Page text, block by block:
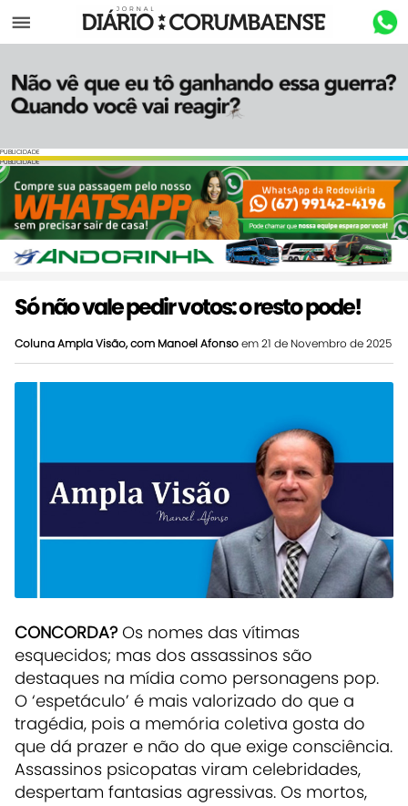
Menu
PUBLICIDADE
PUBLICIDADE
Só não vale pedir votos: o resto pode!
Coluna Ampla Visão, com Manoel Afonsoem 21 de Novembro de 2025
CONCORDA?Os nomes das vítimas
esquecidos; mas dos assassinos são
destaques na mídia como personagens pop.
O ‘espetáculo’ é mais valorizado do que a
tragédia, pois a memória coletiva gosta do
que dá prazer e não do que exige consciência.
Assassinos psicopatas viram celebridades,
despertam fantasias agressivas. Os mortos,